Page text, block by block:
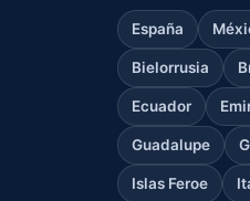
España
Bielorrusia
Ecuador
Guadalupe
Islas Feroe